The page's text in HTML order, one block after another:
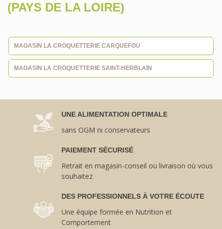
(PAYS DE LA LOIRE)
MAGASIN LA CROQUETTERIE CARQUEFOU
MAGASIN LA CROQUETTERIE SAINT-HERBLAIN
UNE ALIMENTATION OPTIMALE
sans OGM ni conservateurs
PAIEMENT SÉCURISÉ
Retrait en magasin-conseil ou livraison où vous
souhaitez
DES PROFESSIONNELS À VOTRE ÉCOUTE
Une équipe formée en Nutrition et
Comportement